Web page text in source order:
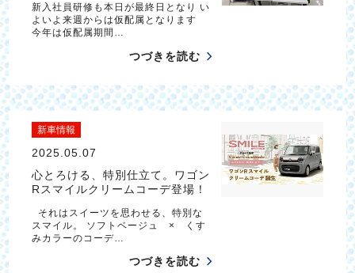
新入社員研修も本日が最終日となり い
よいよ来週からは仮配属となります
今年は仮配属期間…
つづきを読む
新車情報
2025.05.07
心とろける、特別仕立て。ワゴン
Rスマイルクリームコーデ登場！
それはスイーツを思わせる、特別な
スマイル。 ソフトベージュ × くす
みカラーのコーデ…
つづきを読む